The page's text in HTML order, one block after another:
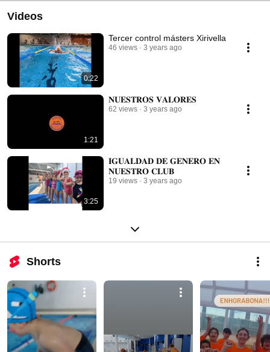
Videos
0:22
Tercer control másters Xirivella
46 views 3 years ago
1:21
𝐍𝐔𝐄𝐒𝐓𝐑𝐎𝐒 𝐕𝐀𝐋𝐎𝐑𝐄𝐒
62 views 3 years ago
3:25
𝐈𝐆𝐔𝐀𝐋𝐃𝐀𝐃 𝐃𝐄 𝐆𝐄𝐍𝐄𝐑𝐎 𝐄𝐍
𝐍𝐔𝐄𝐒𝐓𝐑𝐎 𝐂𝐋𝐔𝐁
19 views 3 years ago
Shorts